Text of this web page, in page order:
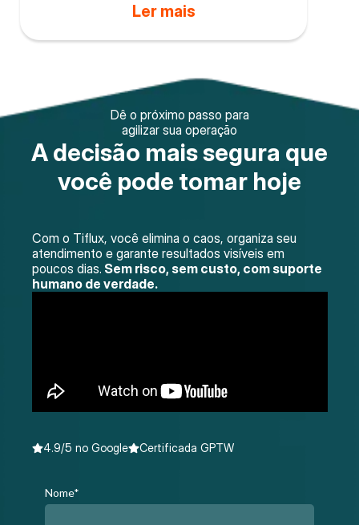
Ler mais
Dê o próximo passo para
agilizar sua operação
A decisão mais segura que
você pode tomar hoje
Com o Tiflux, você elimina o caos, organiza seu
atendimento e garante resultados visíveis em
poucos dias. Sem risco, sem custo, com suporte
humano de verdade.
4.9/5 no Google Certificada GPTW
Nome*